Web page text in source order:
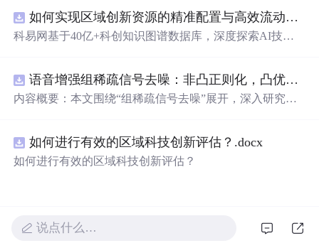
如何实现区域创新资源的精准配置与高效流动？.docx
科易网基于40亿+科创知识图谱数据库，深度探索AI技术
新领域的AI+数智化解决方案，推动科技创新与产业创新
智能化发展。
语音增强组稀疏信号去噪：非凸正则化，凸优化研究（Matlab代码实现）
内容概要：本文围绕“组稀疏信号去噪”展开，深入研究了
则项克服传统稀疏恢复方法的局限性，从而在语音增强等
实际应用中实现更优的去噪性能。研究采用组稀疏建模范
提升信噪比和改善语音主观质量方面的显著优势，尤其在
如何进行有效的区域科技创新评估？.docx
如何进行有效的区域科技创新评估？
说点什么…